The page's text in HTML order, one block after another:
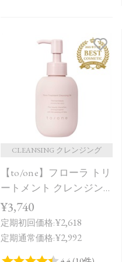
CLEANSING クレンジング
【to/one】フローラ トリ
ートメント クレンジン
グ オイル
¥3,740
定期初回価格:¥2,618
定期通常価格:¥2,992